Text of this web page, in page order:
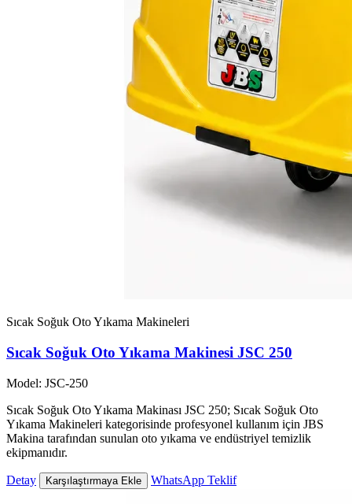
Sıcak Soğuk Oto Yıkama Makineleri
Sıcak Soğuk Oto Yıkama Makinesi JSC 250
Model: JSC-250
Sıcak Soğuk Oto Yıkama Makinası JSC 250; Sıcak Soğuk Oto
Yıkama Makineleri kategorisinde profesyonel kullanım için JBS
Makina tarafından sunulan oto yıkama ve endüstriyel temizlik
ekipmanıdır.
Detay Karşılaştırmaya Ekle WhatsApp Teklif